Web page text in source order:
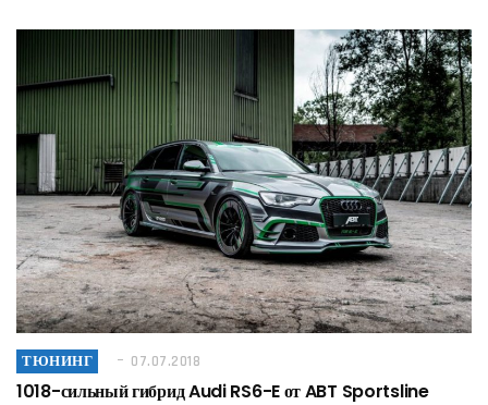
ТЮНИНГ 07.07.2018
1018-сильный гибрид Audi RS6-E от ABT Sportsline